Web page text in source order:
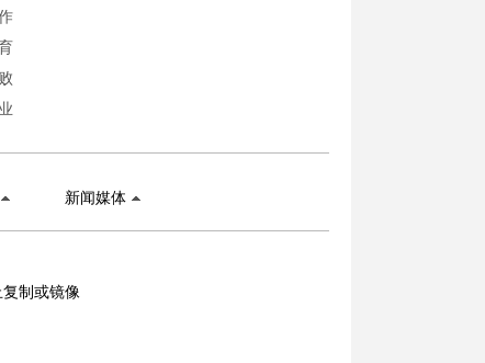
新闻媒体
制或镜像